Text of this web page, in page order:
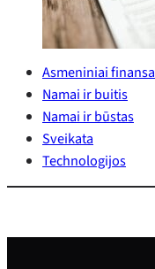
Asmeniniai
Namai ir buitis
Namai ir būstas
Sveikata
Technologijos